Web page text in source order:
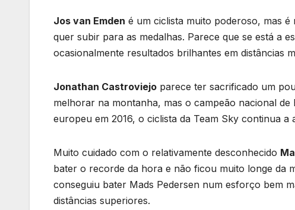
Jos van Emden é um ciclista muito poderoso, mas
quer subir para as medalhas. Parece que se está a
ocasionalmente resultados brilhantes em distâncias
Jonathan Castroviejo parece ter sacrificado um
melhorar na montanha, mas o campeão nacional
europeu em 2016, o ciclista da Team Sky continua
Muito cuidado com o relativamente desconhecido
bater o recorde da hora e não ficou muito longe da
conseguiu bater Mads Pedersen num esforço bem
distâncias superiores.